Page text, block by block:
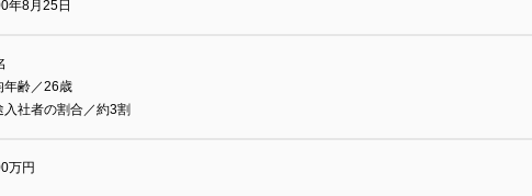
年8月25日
年齢／26歳
入社者の割合／約3割
万円